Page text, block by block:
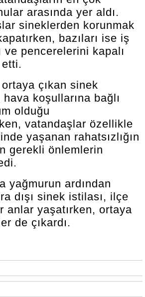
arasında yer aldı.
sineklerden korunmak
bazıları ise iş
ve pencerelerini kapalı
ortaya çıkan sinek
koşullarına bağlı
olduğu
vatandaşlar özellikle
yaşanan rahatsızlığın
gerekli önlemlerin
yağmurun ardından
dışı sinek istilası, ilçe
anlar yaşatırken, ortaya
de çıkardı.